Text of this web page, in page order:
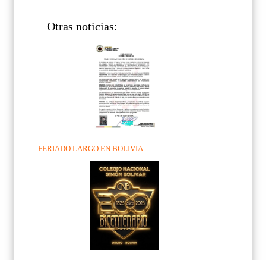
Otras noticias:
FERIADO LARGO EN BOLIVIA